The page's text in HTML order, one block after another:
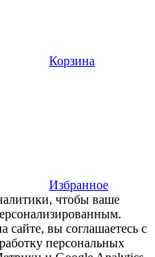
Корзина
Избранное
чтобы ваше
вы соглашаетесь с
персональных